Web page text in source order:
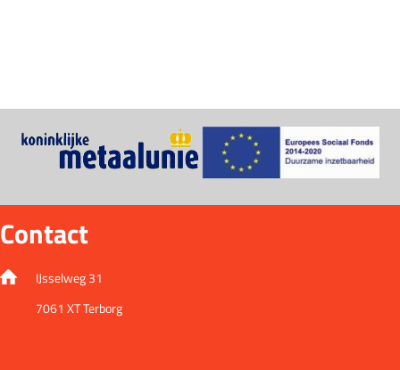
Contact
IJsselweg 31
7061 XT Terborg